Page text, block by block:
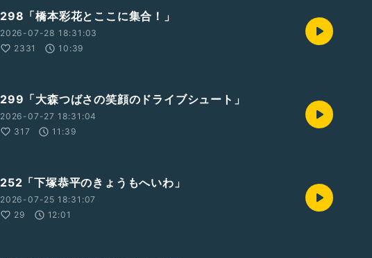
298「橋本彩花とここに集合！」
2026-07-28 18:31:03
2331
10:39
299「大森つばさの笑顔のドライブシュート」
2026-07-27 18:31:04
317
11:39
252「下塚恭平のきょうもへいわ」
2026-07-25 18:31:07
29
12:01